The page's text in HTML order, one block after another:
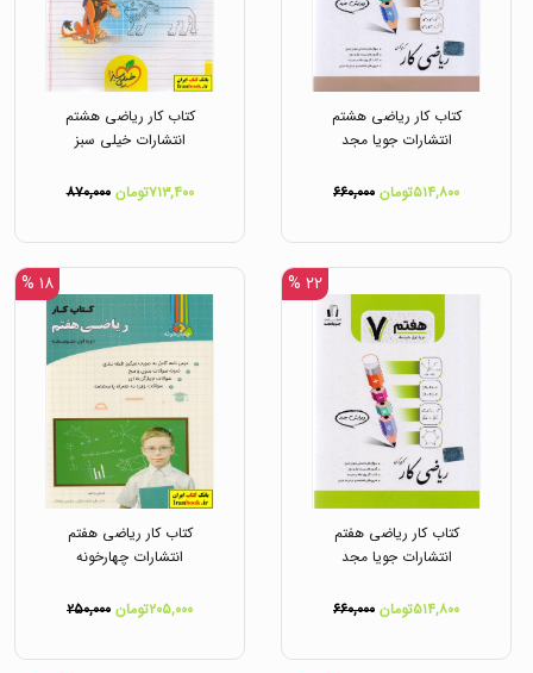
کتاب کار ریاضی هشتم
انتشارات جویا مجد
۵۱۴,۸۰۰تومان ۶۶۰,۰۰۰
کتاب کار ریاضی هشتم
انتشارات خیلی سبز
۷۱۳,۴۰۰تومان ۸۷۰,۰۰۰
۲۲ %
کتاب کار ریاضی هفتم
انتشارات جویا مجد
۵۱۴,۸۰۰تومان ۶۶۰,۰۰۰
۱۸ %
کتاب کار ریاضی هفتم
انتشارات چهارخونه
۲۰۵,۰۰۰تومان ۲۵۰,۰۰۰